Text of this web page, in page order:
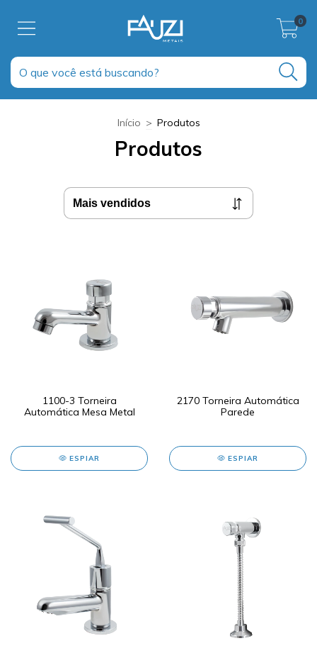
0
Início > Produtos
Produtos
1100-3 Torneira
Automática Mesa Metal
ESPIAR
2170 Torneira Automática
Parede
ESPIAR